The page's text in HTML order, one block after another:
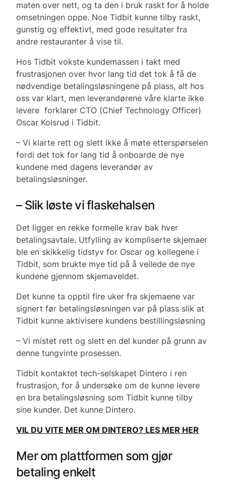
maten over nett, og ta den i bruk raskt for å holde
omsetningen oppe. Noe Tidbit kunne tilby raskt,
gunstig og effektivt, med gode resultater fra
andre restauranter å vise til.
Hos Tidbit vokste kundemassen i takt med
frustrasjonen over hvor lang tid det tok å få de
nødvendige betalingsløsningene på plass, alt hos
oss var klart, men leverandørene våre klarte ikke
levere forklarer CTO (Chief Technology Officer)
Oscar Kolsrud i Tidbit.
– Vi klarte rett og slett ikke å møte etterspørselen
fordi det tok for lang tid å onboarde de nye
kundene med dagens leverandør av
betalingsløsninger.
– Slik løste vi flaskehalsen
Det ligger en rekke formelle krav bak hver
betalingsavtale. Utfylling av kompliserte skjemaer
ble en skikkelig tidstyv for Oscar og kollegene i
Tidbit, som brukte mye tid på å veilede de nye
kundene gjennom skjemaveldet.
Det kunne ta opptil fire uker fra skjemaene var
signert før betalingsløsningen var på plass slik at
Tidbit kunne aktivisere kundens bestillingsløsning
– Vi mistet rett og slett en del kunder på grunn av
denne tungvinte prosessen.
Tidbit kontaktet tech-selskapet Dintero i ren
frustrasjon, for å undersøke om de kunne levere
en bra betalingsløsning som Tidbit kunne tilby
sine kunder. Det kunne Dintero.
VIL DU VITE MER OM DINTERO? LES MER HER
Mer om plattformen som gjør
betaling enkelt